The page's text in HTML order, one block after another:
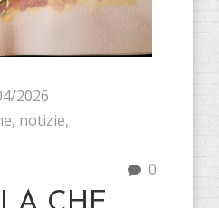
2026
, notizie,
0